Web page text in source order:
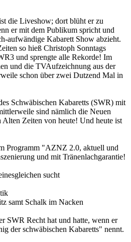
die Liveshow; dort blüht er zu
er mit dem Publikum spricht und
aufwändige Kabarett Show abzieht.
so hieß Christoph Sonntags
und sprengte alle Rekorde! Im
und die TVAufzeichnung aus der
schon über zwei Dutzend Mal in
Schwäbischen Kabaretts (SWR) mit
sind nämlich die Neuen
Alten Zeiten von heute! Und heute ist
Programm "AZNZ 2.0, aktuell und
und mit Tränenlachgarantie!
sucht
samt Schalk im Nacken
SWR Recht hat und hatte, wenn er
der schwäbischen Kabaretts" nennt.